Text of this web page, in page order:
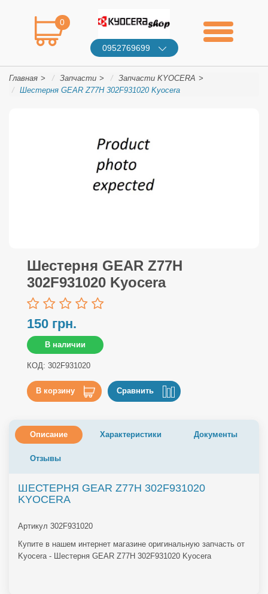
0
0952769699
Главная Запчасти
Запчасти KYOCERA
Шестерня GEAR Z77H 302F931020 Kyocera
Шестерня GEAR Z77H
302F931020 Kyocera
150 грн.
В наличии
КОД: 302F931020
В корзину Сравнить
Описание Характеристики Документы
Отзывы
ШЕСТЕРНЯ GEAR Z77H 302F931020
KYOCERA
Артикул 302F931020
Купите в нашем интернет магазине оригинальную запчасть от
Kyocera - Шестерня GEAR Z77H 302F931020 Kyocera